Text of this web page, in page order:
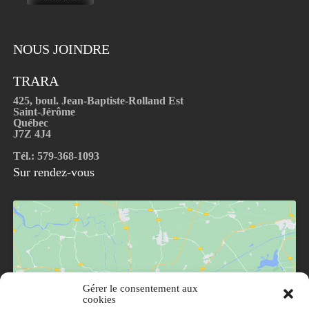
Gérer le consentement aux
cookies
NOUS JOINDRE
TRARA
425, boul. Jean-Baptiste-Rolland Est
Saint-Jérôme
Québec
J7Z 4J4
Tél.: 579-368-1093
Sur rendez-vous
Cliquez pour accepter les cookies marketing et